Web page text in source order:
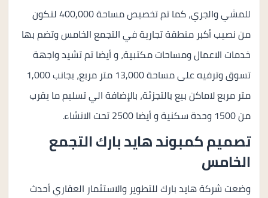
للمشي والجري، كما تم تخصيص مساحة 400,000 لتكون
من نصيب أكبر منطقة تجارية في التجمع الخامس وتضم بها
خدمات الاعمال ومساحات مكتبية، و أيضا تم تشيد واجهة
تسوق وترفيه على مساحة 13,000 متر مربع، بجانب 1,000
متر مربع لاماكن بيع بالتجزئة، بالإضافة الي تسليم ما يقرب
من 1500 وحدة سكنية و أيضا 2500 تحت الانشاء.
تصميم كمبوند هايد بارك التجمع
الخامس
وضعت شركة هايد بارك للتطوير والاستثمار العقاري أحدث